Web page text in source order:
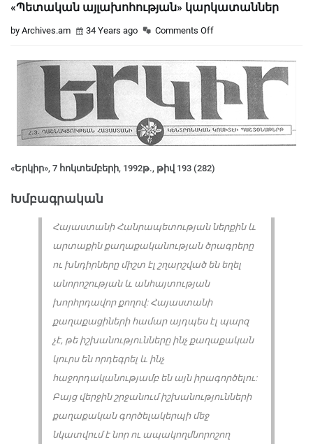
«Պետական այլախոհության» կարկատաններ
by Archives.am 34 Years ago Comments Off
«Երկիր», 7 հոկտեմբերի, 1992թ., թիվ 193 (282)
Խմբագրական
Հայաստանի Հանրապետության ներքին և
արտաքին քաղաքականության ծրագրերը
ու խնդիրները միշտ էլ շղարշված են եղել
անորոշության և անհայտության
խորհրդավոր քողով: Հայաստանի
քաղաքացիների համար այդպես էլ պարզ
չէ, թե իշխանությունները ինչ քաղաքական
կուրս են որդեգրել և ինչ
հաջորդականությամբ են այն իրագործելու:
Բայց վերջին շրջանում իշխանությունների
քաղաքական գործելակերպի մեջ
նկատվում է նոր ու ապակողմնորոշող